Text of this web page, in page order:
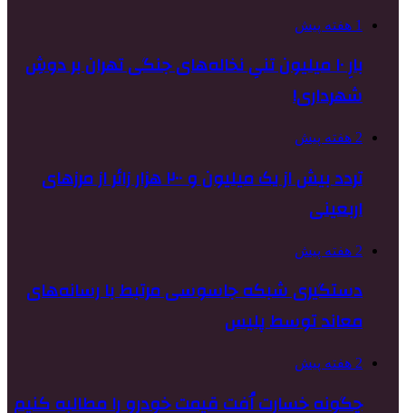
1 هفته پیش
بارِ ۱۰ میلیون تنیِ نخاله‌های جنگی تهران بر دوشِ
شهرداری!
2 هفته پیش
تردد بیش از یک میلیون و ۲۰۰ هزار زائر از مرزهای
اربعینی
2 هفته پیش
دستگیری شبکه جاسوسی مرتبط با رسانه‌های
معاند توسط پلیس
2 هفته پیش
چگونه خسارت اُفت قیمت خودرو را مطالبه کنیم